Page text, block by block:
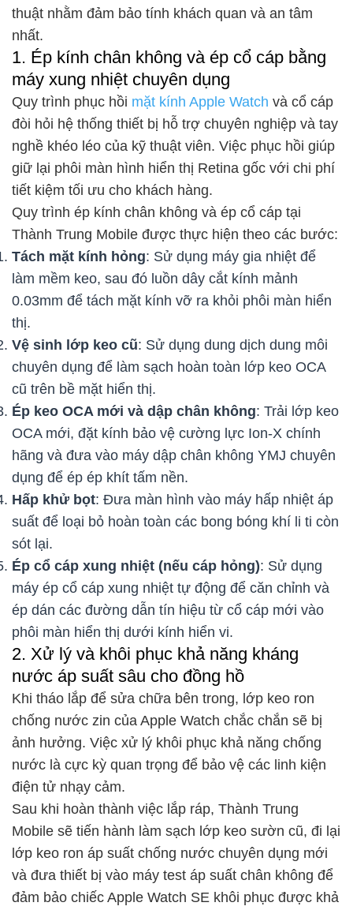
thuật nhằm đảm bảo tính khách quan và an tâm
nhất.
1. Ép kính chân không và ép cổ cáp bằng
máy xung nhiệt chuyên dụng
Quy trình phục hồi mặt kính Apple Watch và cổ cáp
đòi hỏi hệ thống thiết bị hỗ trợ chuyên nghiệp và tay
nghề khéo léo của kỹ thuật viên. Việc phục hồi giúp
giữ lại phôi màn hình hiển thị Retina gốc với chi phí
tiết kiệm tối ưu cho khách hàng.
Quy trình ép kính chân không và ép cổ cáp tại
Thành Trung Mobile được thực hiện theo các bước:
Tách mặt kính hỏng: Sử dụng máy gia nhiệt để
làm mềm keo, sau đó luồn dây cắt kính mảnh
0.03mm để tách mặt kính vỡ ra khỏi phôi màn hiển
thị.
Vệ sinh lớp keo cũ: Sử dụng dung dịch dung môi
chuyên dụng để làm sạch hoàn toàn lớp keo OCA
cũ trên bề mặt hiển thị.
Ép keo OCA mới và dập chân không: Trải lớp keo
OCA mới, đặt kính bảo vệ cường lực Ion-X chính
hãng và đưa vào máy dập chân không YMJ chuyên
dụng để ép ép khít tấm nền.
Hấp khử bọt: Đưa màn hình vào máy hấp nhiệt áp
suất để loại bỏ hoàn toàn các bong bóng khí li ti còn
sót lại.
Ép cổ cáp xung nhiệt (nếu cáp hỏng): Sử dụng
máy ép cổ cáp xung nhiệt tự động để căn chỉnh và
ép dán các đường dẫn tín hiệu từ cổ cáp mới vào
phôi màn hiển thị dưới kính hiển vi.
2. Xử lý và khôi phục khả năng kháng
nước áp suất sâu cho đồng hồ
Khi tháo lắp để sửa chữa bên trong, lớp keo ron
chống nước zin của Apple Watch chắc chắn sẽ bị
ảnh hưởng. Việc xử lý khôi phục khả năng chống
nước là cực kỳ quan trọng để bảo vệ các linh kiện
điện tử nhạy cảm.
Sau khi hoàn thành việc lắp ráp, Thành Trung
Mobile sẽ tiến hành làm sạch lớp keo sườn cũ, đi lại
lớp keo ron áp suất chống nước chuyên dụng mới
và đưa thiết bị vào máy test áp suất chân không để
đảm bảo chiếc Apple Watch SE khôi phục được khả